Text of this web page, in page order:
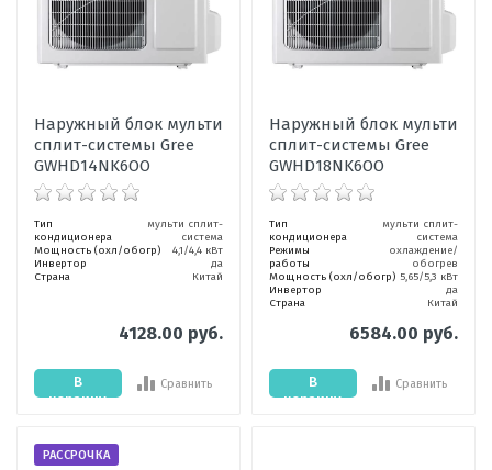
Наружный блок мульти
сплит-системы Gree
GWHD14NK6OO
Тип
кондиционера
мульти сплит-
система
Мощность (охл/обогр)
4,1/4,4 кВт
Инвертор
да
Страна
Китай
4128.00 руб.
В
корзину
Сравнить
Наружный блок мульти
сплит-системы Gree
GWHD18NK6ОO
Тип
кондиционера
мульти сплит-
система
Режимы
работы
охлаждение/
обогрев
Мощность (охл/обогр) 5,65/5,3 кВт
Инвертор
да
Страна
Китай
6584.00 руб.
В
корзину
Сравнить
РАССРОЧКА